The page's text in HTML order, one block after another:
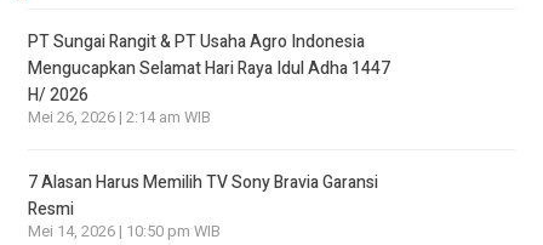
PT Sungai Rangit & PT Usaha Agro Indonesia
Mengucapkan Selamat Hari Raya Idul Adha 1447
H/ 2026
Mei 26, 2026 | 2:14 am WIB
7 Alasan Harus Memilih TV Sony Bravia Garansi
Resmi
Mei 14, 2026 | 10:50 pm WIB